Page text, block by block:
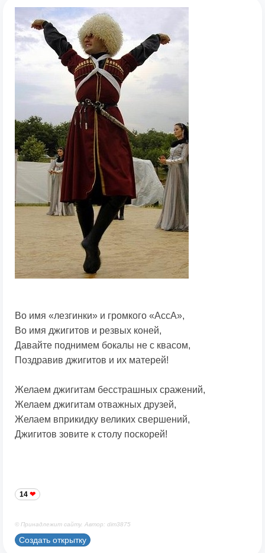
Во имя «лезгинки» и громкого «АссА»,
Во имя джигитов и резвых коней,
Давайте поднимем бокалы не с квасом,
Поздравив джигитов и их матерей!
Желаем джигитам бесстрашных сражений,
Желаем джигитам отважных друзей,
Желаем вприкидку великих свершений,
Джигитов зовите к столу поскорей!
14
© Принадлежит сайту. Автор: dim3875
Создать открытку